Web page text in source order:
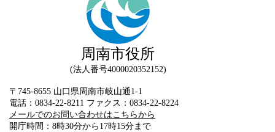
周南市役所
法人番号4000020352152
〒745-8655 山口県周南市岐山通1-1
電話：0834-22-8211 ファクス：0834-22-8224
メールでのお問い合わせはこちらから
開庁時間：8時30分から17時15分まで